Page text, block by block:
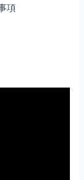
項